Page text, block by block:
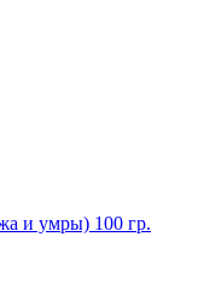
и умры) 100 гр.